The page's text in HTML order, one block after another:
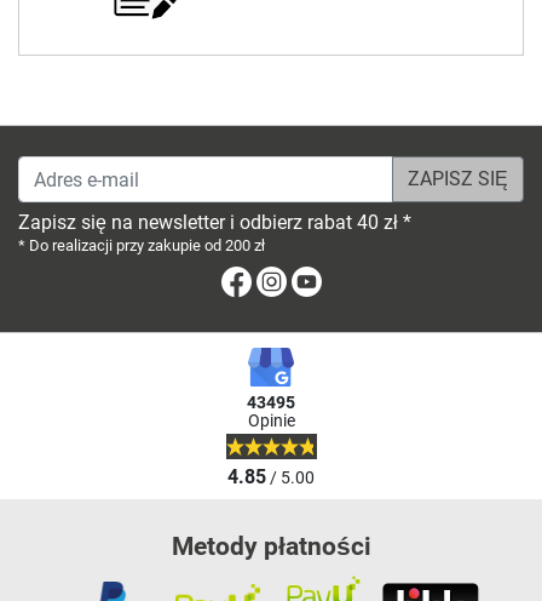
Adres e-mail
Zapisz się na newsletter i odbierz rabat 40 zł *
* Do realizacji przy zakupie od 200 zł
FacebookInstagram
43495
Opinie
4.85/ 5.00
Metody płatności